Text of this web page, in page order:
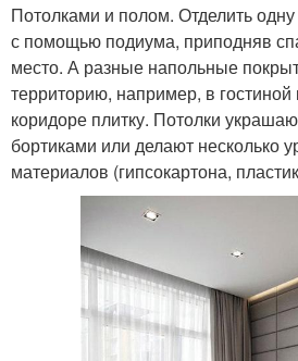
Потолками и полом. Отделить
с помощью подиума, приподняв
место. А разные напольные
территорию, например, в гостиной
коридоре плитку. Потолки
бортиками или делают несколько
материалов (гипсокартона,